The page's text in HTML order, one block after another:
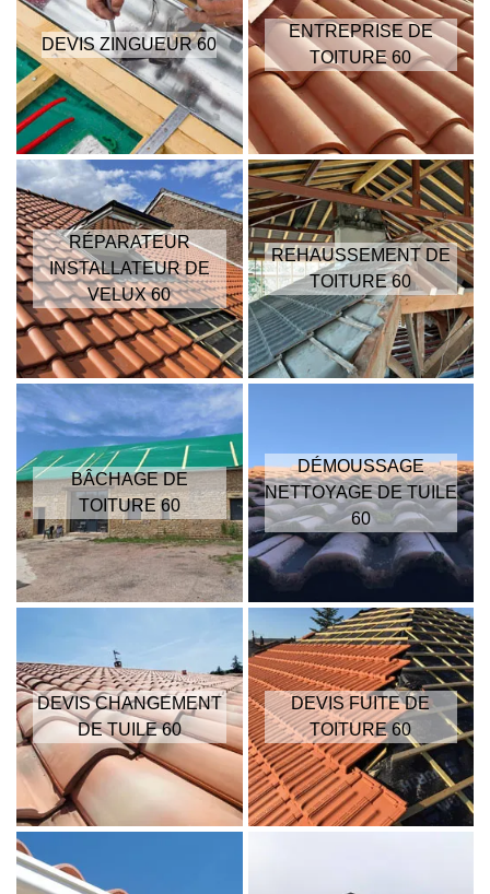
DEVIS ZINGUEUR 60
ENTREPRISE DE
TOITURE 60
RÉPARATEUR
INSTALLATEUR DE
VELUX 60
REHAUSSEMENT DE
TOITURE 60
BÂCHAGE DE
TOITURE 60
DÉMOUSSAGE
NETTOYAGE DE TUILE
60
DEVIS CHANGEMENT
DE TUILE 60
DEVIS FUITE DE
TOITURE 60